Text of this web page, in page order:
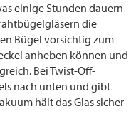
einige Stunden dauern
die
Bügel vorsichtig zum
anheben können und
Bei Twist-Off-
nach unten und gibt
hält das Glas sicher